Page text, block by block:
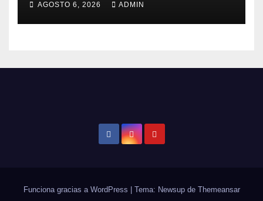
AGOSTO 6, 2026 ADMIN
Funciona gracias a WordPress Tema: Newsup de Themeansar